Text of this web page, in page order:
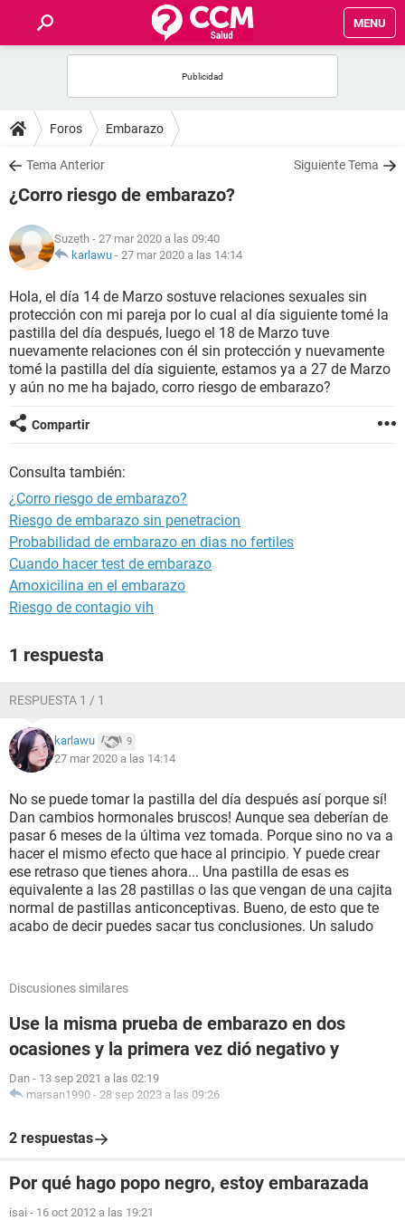
MENU
FOROS
SALUD
FAMILIA
NUTRICIÓN
BIENESTAR
SEXUALIDAD
GLOSARIO
Foros Embarazo
Tema Anterior Siguiente Tema
¿Corro riesgo de embarazo?
Suzeth - 27 mar 2020 a las 09:40
karlawu - 27 mar 2020 a las 14:14
Hola, el día 14 de Marzo sostuve relaciones sexuales sin
protección con mi pareja por lo cual al día siguiente tomé la
pastilla del día después, luego el 18 de Marzo tuve
nuevamente relaciones con él sin protección y nuevamente
tomé la pastilla del día siguiente, estamos ya a 27 de Marzo
y aún no me ha bajado, corro riesgo de embarazo?
Compartir
Consulta también:
¿Corro riesgo de embarazo?
Riesgo de embarazo sin penetracion
Probabilidad de embarazo en dias no fertiles
Cuando hacer test de embarazo
Amoxicilina en el embarazo
Riesgo de contagio vih
1 respuesta
RESPUESTA 1 / 1
karlawu 9
27 mar 2020 a las 14:14
No se puede tomar la pastilla del día después así porque sí!
Dan cambios hormonales bruscos! Aunque sea deberían de
pasar 6 meses de la última vez tomada. Porque sino no va a
hacer el mismo efecto que hace al principio. Y puede crear
ese retraso que tienes ahora... Una pastilla de esas es
equivalente a las 28 pastillas o las que vengan de una cajita
normal de pastillas anticonceptivas. Bueno, de esto que te
acabo de decir puedes sacar tus conclusiones. Un saludo
Discusiones similares
Use la misma prueba de embarazo en dos
ocasiones y la primera vez dió negativo y
Dan - 13 sep 2021 a las 02:19
marsan1990 - 28 sep 2023 a las 09:26
2 respuestas
Por qué hago popo negro, estoy embarazada
isai - 16 oct 2012 a las 19:21